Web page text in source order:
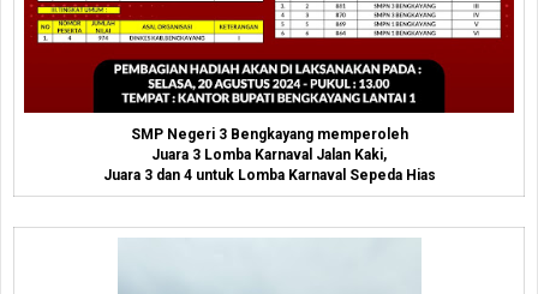
SMP Negeri 3 Bengkayang memperoleh
Juara 3 Lomba Karnaval Jalan Kaki,
Juara 3 dan 4 untuk Lomba Karnaval Sepeda Hias